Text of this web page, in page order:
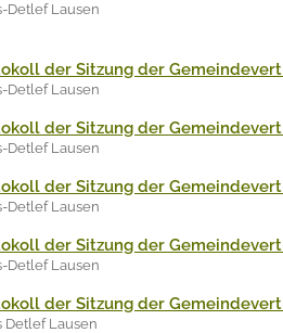
Detlef Lausen
der Sitzung der
Detlef Lausen
der Sitzung der
Detlef Lausen
der Sitzung der
Detlef Lausen
der Sitzung der
Detlef Lausen
der Sitzung der
Detlef Lausen